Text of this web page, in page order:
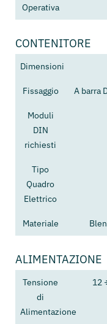
Operativa
CONTENITORE
Dimensioni
Fissaggio A barra
Moduli
DIN
richiesti
Tipo
Quadro
Elettrico
Materiale
ALIMENTAZIONE
Tensione
di
Alimentazione
12